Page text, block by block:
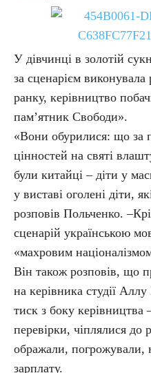
У дівчинці в золотій
за сценарієм
ранку, керівництво
пам’ятник Свободи».
«Вони обурилися: що за
цінностей на святі
були китайці – діти у
у виставі оголені діти,
розповів Польченко.
сценарій українською
«махровим
Він також розповів, що
на керівника студії
тиск з боку керівництва
перевірки, чіплялися до
ображали, погрожували,
зарплату.